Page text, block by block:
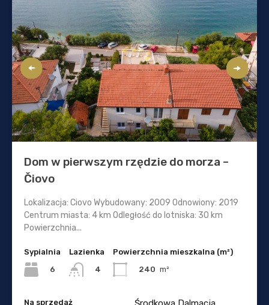
Dom w pierwszym rzędzie do morza –
Čiovo
Lokalizacja: Ciovo Wybudowany: 2009 Odnowiony: 2019
Centrum miasta: 4 km Odległość do lotniska: 30 km
Powierzchnia...
Sypialnia
6
Lazienka
4
Powierzchnia mieszkalna (m²)
240 m²
Na sprzedaż